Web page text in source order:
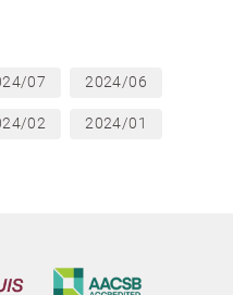
07 2024/06
02 2024/01